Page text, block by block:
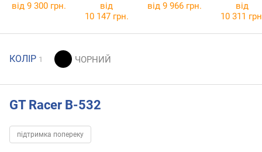
від 9 300 грн.
від
10 147 грн.
від 9 966 грн.
від
10 311
КОЛІР 1
GT Racer B-532
підтримка попереку